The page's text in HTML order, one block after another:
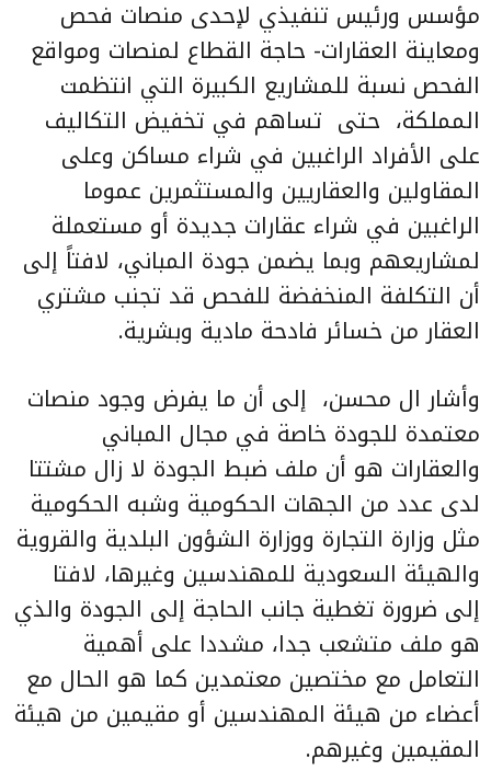
مؤسس ورئيس تنفيذي لإحدى منصات فحص
ومعاينة العقارات- حاجة القطاع لمنصات ومواقع
الفحص نسبة للمشاريع الكبيرة التي انتظمت
المملكة، حتى تساهم في تخفيض التكاليف
على الأفراد الراغبين في شراء مساكن وعلى
المقاولين والعقاريين والمستثمرين عموما
الراغبين في شراء عقارات جديدة أو مستعملة
لمشاريعهم وبما يضمن جودة المباني، لافتاً إلى
أن التكلفة المنخفضة للفحص قد تجنب مشتري
العقار من خسائر فادحة مادية وبشرية.
وأشار ال محسن، إلى أن ما يفرض وجود منصات
معتمدة للجودة خاصة في مجال المباني
والعقارات هو أن ملف ضبط الجودة لا زال مشتتا
لدى عدد من الجهات الحكومية وشبه الحكومية
مثل وزارة التجارة ووزارة الشؤون البلدية والقروية
والهيئة السعودية للمهندسين وغيرها، لافتا
إلى ضرورة تغطية جانب الحاجة إلى الجودة والذي
هو ملف متشعب جدا، مشددا على أهمية
التعامل مع مختصين معتمدين كما هو الحال مع
أعضاء من هيئة المهندسين أو مقيمين من هيئة
المقيمين وغيرهم.